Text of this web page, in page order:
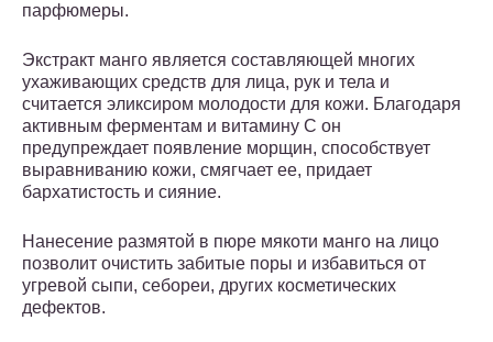
парфюмеры.
Экстракт манго является составляющей многих
ухаживающих средств для лица, рук и тела и
считается эликсиром молодости для кожи. Благодаря
активным ферментам и витамину С он
предупреждает появление морщин, способствует
выравниванию кожи, смягчает ее, придает
бархатистость и сияние.
Нанесение размятой в пюре мякоти манго на лицо
позволит очистить забитые поры и избавиться от
угревой сыпи, себореи, других косметических
дефектов.